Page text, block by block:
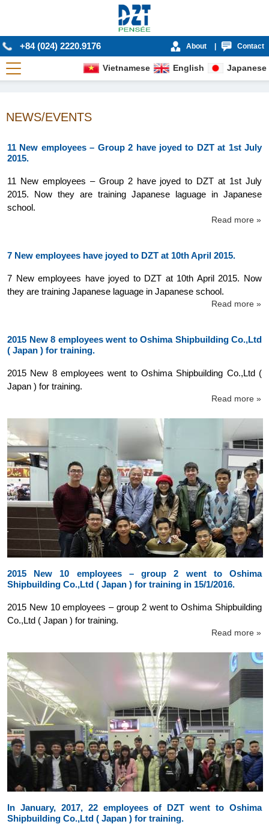
+84 (024) 2220.9176 About Contact
Vietnamese English Japanese
NEWS/EVENTS
11 New employees – Group 2 have joyed to DZT at 1st July
2015.
11 New employees – Group 2 have joyed to DZT at 1st July
2015. Now they are training Japanese laguage in Japanese
school.
Read more »
7 New employees have joyed to DZT at 10th April 2015.
7 New employees have joyed to DZT at 10th April 2015. Now
they are training Japanese laguage in Japanese school.
Read more »
2015 New 8 employees went to Oshima Shipbuilding Co.,Ltd
( Japan ) for training.
2015 New 8 employees went to Oshima Shipbuilding Co.,Ltd (
Japan ) for training.
Read more »
2015 New 10 employees – group 2 went to Oshima
Shipbuilding Co.,Ltd ( Japan ) for training in 15/1/2016.
2015 New 10 employees – group 2 went to Oshima Shipbuilding
Co.,Ltd ( Japan ) for training.
Read more »
In January, 2017, 22 employees of DZT went to Oshima
Shipbuilding Co.,Ltd ( Japan ) for training.